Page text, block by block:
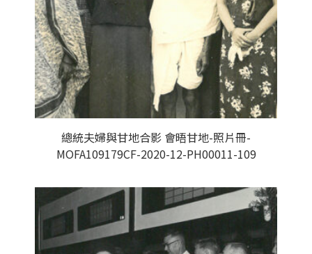
總統夫婦與甘地合影 會晤甘地-照片冊-
MOFA109179CF-2020-12-PH00011-109